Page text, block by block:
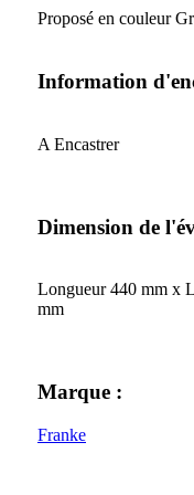
Proposé en couleur
Information
A Encastrer
Dimension de
Longueur 440 mm x
mm
Marque :
Franke